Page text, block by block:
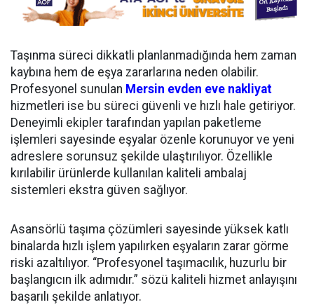
Taşınma süreci dikkatli planlanmadığında hem zaman
kaybına hem de eşya zararlarına neden olabilir.
Profesyonel sunulan Mersin evden eve nakliyat
hizmetleri ise bu süreci güvenli ve hızlı hale getiriyor.
Deneyimli ekipler tarafından yapılan paketleme
işlemleri sayesinde eşyalar özenle korunuyor ve yeni
adreslere sorunsuz şekilde ulaştırılıyor. Özellikle
kırılabilir ürünlerde kullanılan kaliteli ambalaj
sistemleri ekstra güven sağlıyor.
Asansörlü taşıma çözümleri sayesinde yüksek katlı
binalarda hızlı işlem yapılırken eşyaların zarar görme
riski azaltılıyor. “Profesyonel taşımacılık, huzurlu bir
başlangıcın ilk adımıdır.” sözü kaliteli hizmet anlayışını
başarılı şekilde anlatıyor.